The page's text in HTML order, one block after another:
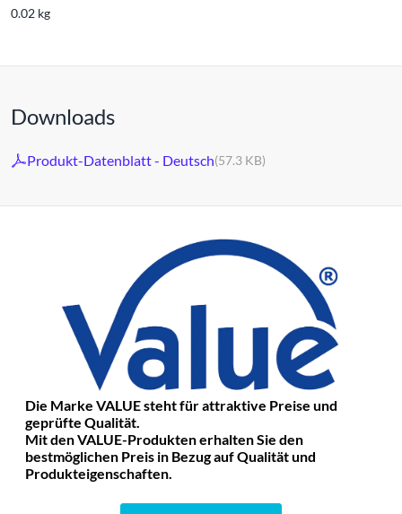
0.02 kg
Downloads
Produkt-Datenblatt - Deutsch(57.3 KB)
Die Marke VALUE steht für attraktive Preise und
geprüfte Qualität.
Mit den VALUE-Produkten erhalten Sie den
bestmöglichen Preis in Bezug auf Qualität und
Produkteigenschaften.